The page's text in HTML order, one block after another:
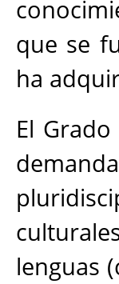
que se
ha
El
lenguas